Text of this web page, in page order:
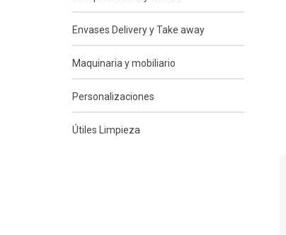
Envases Delivery y Take away
Maquinaria y mobiliario
Personalizaciones
Útiles Limpieza